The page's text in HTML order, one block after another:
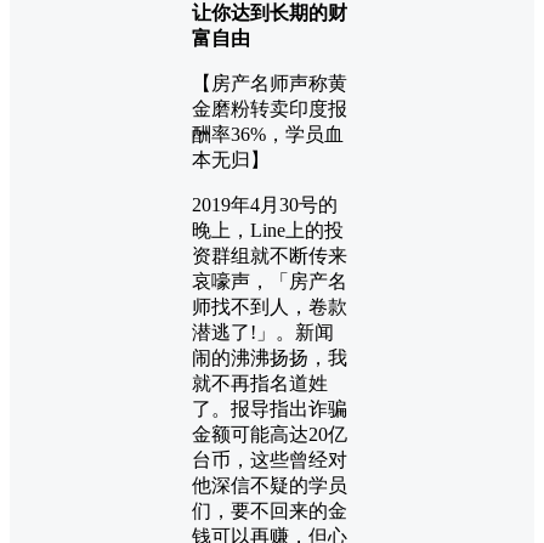
让你达到长期的财
富自由
【房产名师声称黄
金磨粉转卖印度报
酬率36%，学员血
本无归】
2019年4月30号的
晚上，Line上的投
资群组就不断传来
哀嚎声，「房产名
师找不到人，卷款
潜逃了!」。新闻
闹的沸沸扬扬，我
就不再指名道姓
了。报导指出诈骗
金额可能高达20亿
台币，这些曾经对
他深信不疑的学员
们，要不回来的金
钱可以再赚，但心